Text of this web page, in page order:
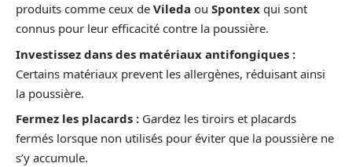
produits comme ceux de Vileda ou Spontex qui sont
connus pour leur efficacité contre la poussière.
Investissez dans des matériaux antifongiques :
Certains matériaux prevent les allergènes, réduisant ainsi
la poussière.
Fermez les placards : Gardez les tiroirs et placards
fermés lorsque non utilisés pour éviter que la poussière ne
s’y accumule.